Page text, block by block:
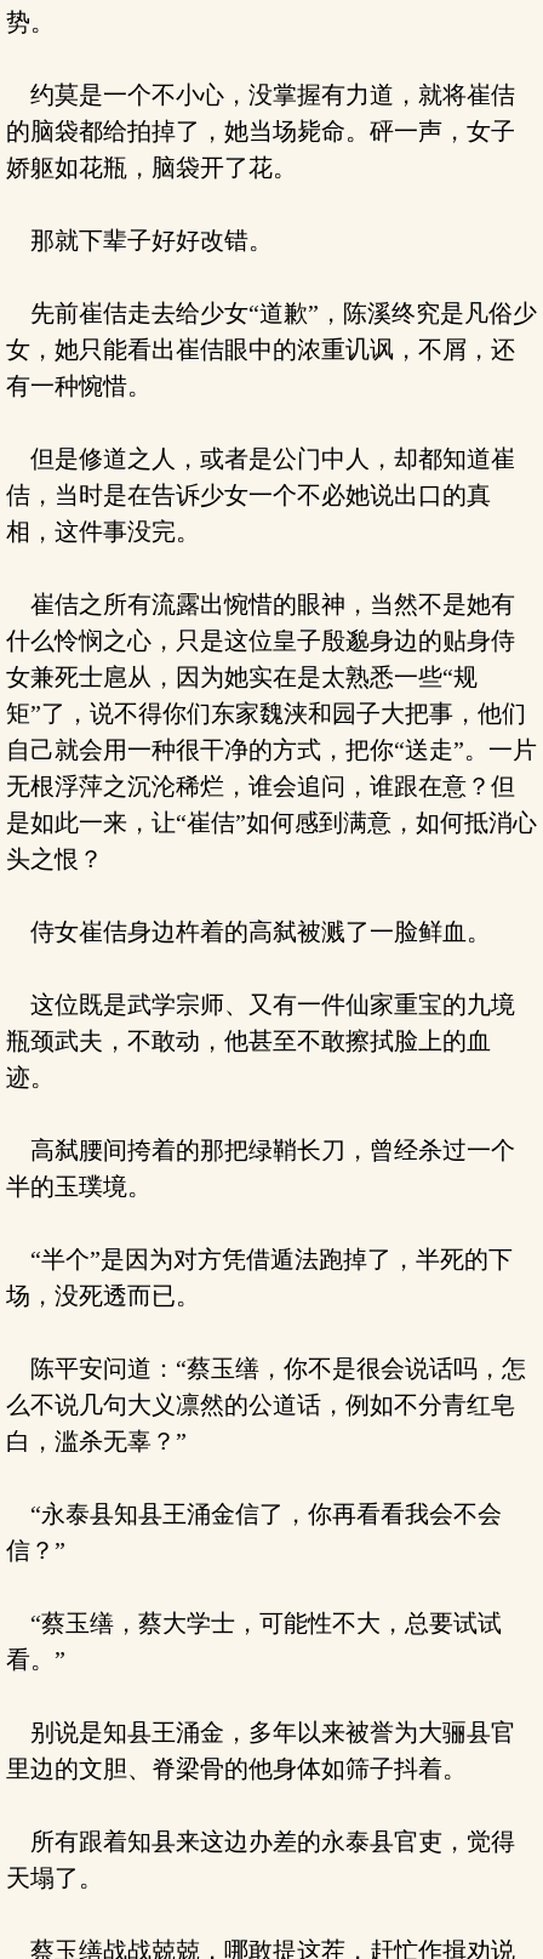
势。
约莫是一个不小心，没掌握有力道，就将崔佶
的脑袋都给拍掉了，她当场毙命。砰一声，女子
娇躯如花瓶，脑袋开了花。
那就下辈子好好改错。
先前崔佶走去给少女“道歉”，陈溪终究是凡俗少
女，她只能看出崔佶眼中的浓重讥讽，不屑，还
有一种惋惜。
但是修道之人，或者是公门中人，却都知道崔
佶，当时是在告诉少女一个不必她说出口的真
相，这件事没完。
崔佶之所有流露出惋惜的眼神，当然不是她有
什么怜悯之心，只是这位皇子殷邈身边的贴身侍
女兼死士扈从，因为她实在是太熟悉一些“规
矩”了，说不得你们东家魏浃和园子大把事，他们
自己就会用一种很干净的方式，把你“送走”。一片
无根浮萍之沉沦稀烂，谁会追问，谁跟在意？但
是如此一来，让“崔佶”如何感到满意，如何抵消心
头之恨？
侍女崔佶身边杵着的高弑被溅了一脸鲜血。
这位既是武学宗师、又有一件仙家重宝的九境
瓶颈武夫，不敢动，他甚至不敢擦拭脸上的血
迹。
高弑腰间挎着的那把绿鞘长刀，曾经杀过一个
半的玉璞境。
“半个”是因为对方凭借遁法跑掉了，半死的下
场，没死透而已。
陈平安问道：“蔡玉缮，你不是很会说话吗，怎
么不说几句大义凛然的公道话，例如不分青红皂
白，滥杀无辜？”
“永泰县知县王涌金信了，你再看看我会不会
信？”
“蔡玉缮，蔡大学士，可能性不大，总要试试
看。”
别说是知县王涌金，多年以来被誉为大骊县官
里边的文胆、脊梁骨的他身体如筛子抖着。
所有跟着知县来这边办差的永泰县官吏，觉得
天塌了。
蔡玉缮战战兢兢，哪敢提这茬，赶忙作揖劝说